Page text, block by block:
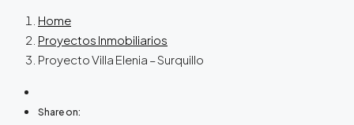
Home
Proyectos Inmobiliarios
Proyecto Villa Elenia – Surquillo
Share on: